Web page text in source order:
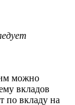
можно
вкладов
по вкладу на